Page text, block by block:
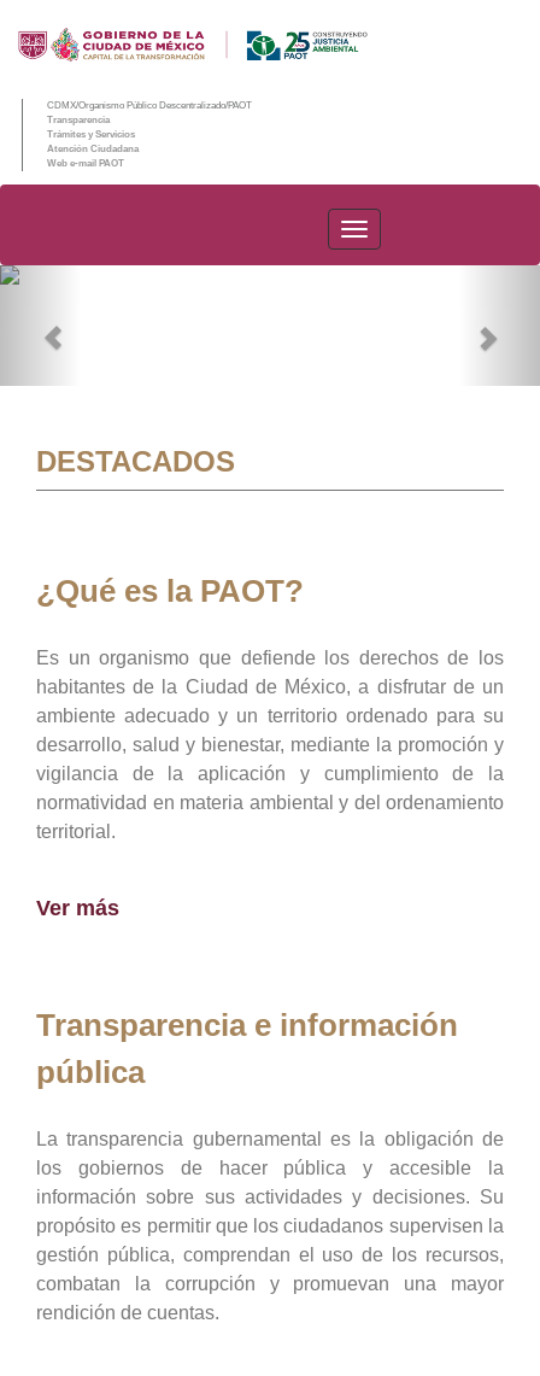
CDMX/Organismo Público Descentralizado/PAOT
Transparencia
Trámites y Servicios
Atención Ciudadana
Web e-mail PAOT
PAOT
DESTACADOS
¿Qué es la PAOT?
Es un organismo que defiende los derechos de los
habitantes de la Ciudad de México, a disfrutar de un
ambiente adecuado y un territorio ordenado para su
desarrollo, salud y bienestar, mediante la promoción y
vigilancia de la aplicación y cumplimiento de la
normatividad en materia ambiental y del ordenamiento
territorial.
Ver más
Transparencia e información
pública
La transparencia gubernamental es la obligación de
los gobiernos de hacer pública y accesible la
información sobre sus actividades y decisiones. Su
propósito es permitir que los ciudadanos supervisen la
gestión pública, comprendan el uso de los recursos,
combatan la corrupción y promuevan una mayor
rendición de cuentas.